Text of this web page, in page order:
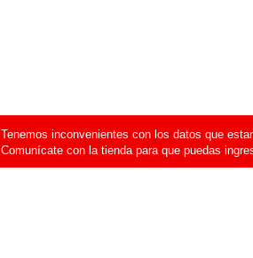
Tenemos inconvenientes con los datos que
Comunícate con la tienda para que puedas